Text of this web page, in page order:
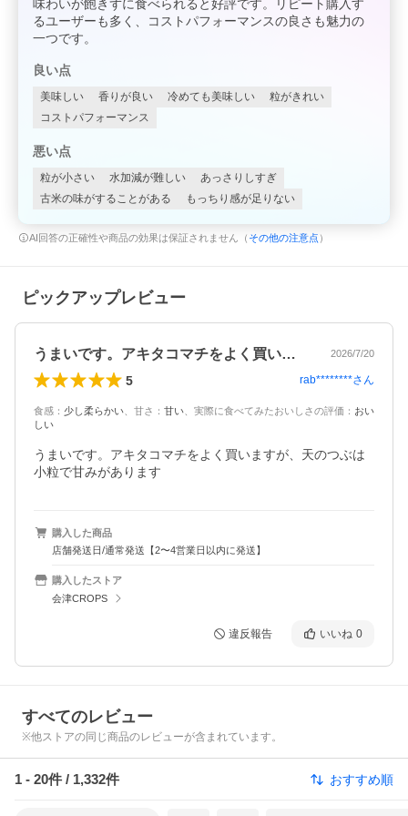
味わいが飽きずに食べられると好評です。リピート購入す
るユーザーも多く、コストパフォーマンスの良さも魅力の
一つです。
良い点
美味しい 香りが良い 冷めても美味しい
粒がきれい
コストパフォーマンス
悪い点
粒が小さい 水加減が難しい
あっさりしすぎ
古米の味がすることがある
もっちり感が足りない
AI回答の正確性や商品の効果は保証されません（ その他の注意点 ）
ピックアップレビュー
うまいです。アキタコマチをよく買います… 2026/7/20
5 rab********さん
食感 ： 少し柔らかい 甘さ ： 甘い 実際に食べてみたおいしさの評価 ： おい
しい
うまいです。アキタコマチをよく買いますが、天のつぶは
小粒で甘みがあります
購入した商品
店舗発送日/通常発送【2〜4営業日以内に発送】
購入したストア
会津CROPS
違反報告 いいね 0
すべてのレビュー
※他ストアの同じ商品のレビューが含まれています。
1 - 20件 / 1,332件 おすすめ順